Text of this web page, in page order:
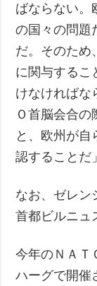
ばならない。
の国々の問題
だ。そのため
に関与するこ
けなければな
Ｏ首脳会合の
と、欧州が自
認することだ
なお、ゼレン
首都ビルニュ
今年のＮＡＴ
ハーグで開催